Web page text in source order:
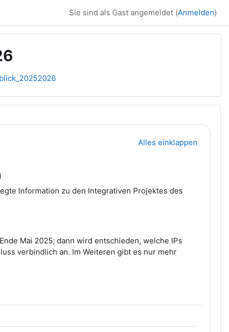
Sie sind als Gast angemeldet (Anmelden)
Alles einklappen
Information zu den Integrativen Projektes des
Mai 2025; dann wird entschieden, welche IPs
verbindlich an. Im Weiteren gibt es nur mehr